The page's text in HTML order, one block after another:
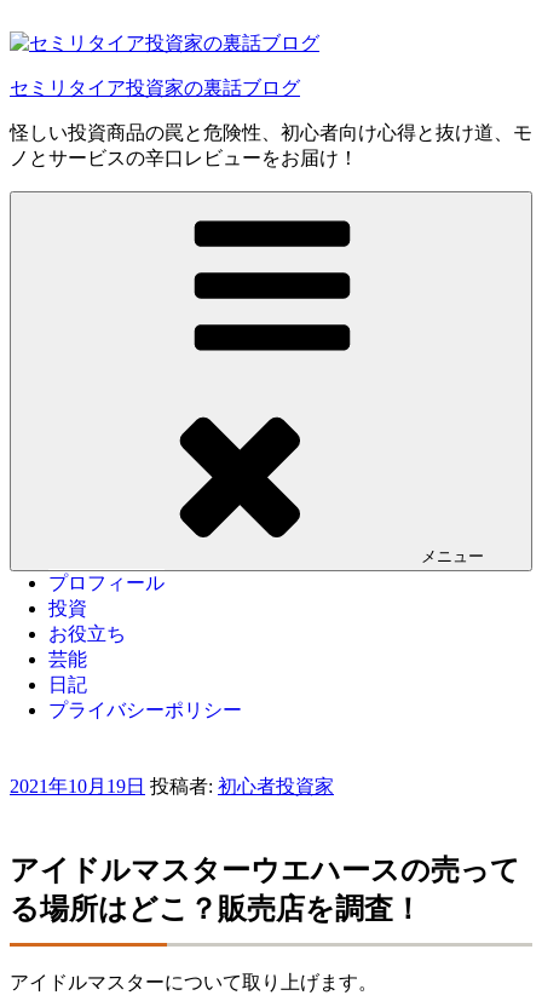
ン
ン
ツ
へ
ス
キ
セミリタイア投資家の裏話ブログ
怪しい投資商品の罠と危険性、初心者向け心得と抜け道、モ
ノとサービスの辛口レビューをお届け！
メニュー
プロフィール
投資
お役立ち
芸能
日記
プライバシーポリシー
投
2021年10月19日 投稿者: 初心者投資家
アイドルマスターウエハースの売って
る場所はどこ？販売店を調査！
アイドルマスターについて取り上げます。